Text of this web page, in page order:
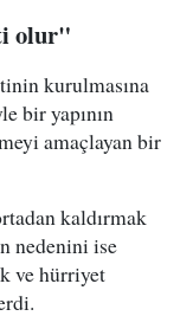
olur"
kurulmasına
bir yapının
amaçlayan bir
kaldırmak
nedenini ise
ve hürriyet